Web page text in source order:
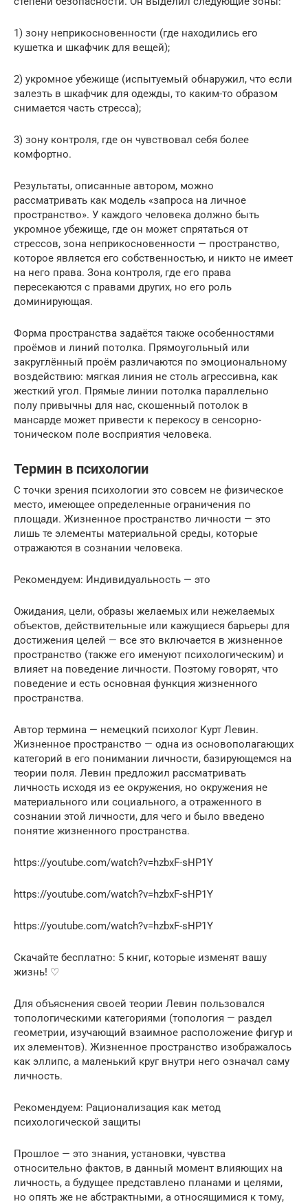
1) зону неприкосновенности (где находились его
кушетка и шкафчик для вещей);
2) укромное убежище (испытуемый обнаружил, что если
залезть в шкафчик для одежды, то каким-то образом
снимается часть стресса);
3) зону контроля, где он чувствовал себя более
комфортно.
Результаты, описанные автором, можно
рассматривать как модель «запроса на личное
пространство». У каждого человека должно быть
укромное убежище, где он может спрятаться от
стрессов, зона неприкосновенности — пространство,
которое является его собственностью, и никто не имеет
на него права. Зона контроля, где его права
пересекаются с правами других, но его роль
доминирующая.
Форма пространства задаётся также особенностями
проёмов и линий потолка. Прямоугольный или
закруглённый проём различаются по эмоциональному
воздействию: мягкая линия не столь агрессивна, как
жесткий угол. Прямые линии потолка параллельно
полу привычны для нас, скошенный потолок в
мансарде может привести к перекосу в сенсорно-
тоническом поле восприятия человека.
Термин в психологии
С точки зрения психологии это совсем не физическое
место, имеющее определенные ограничения по
площади. Жизненное пространство личности — это
лишь те элементы материальной среды, которые
отражаются в сознании человека.
Рекомендуем: Индивидуальность — это
Ожидания, цели, образы желаемых или нежелаемых
объектов, действительные или кажущиеся барьеры для
достижения целей — все это включается в жизненное
пространство (также его именуют психологическим) и
влияет на поведение личности. Поэтому говорят, что
поведение и есть основная функция жизненного
пространства.
Автор термина — немецкий психолог Курт Левин.
Жизненное пространство — одна из основополагающих
категорий в его понимании личности, базирующемся на
теории поля. Левин предложил рассматривать
личность исходя из ее окружения, но окружения не
материального или социального, а отраженного в
сознании этой личности, для чего и было введено
понятие жизненного пространства.
https://youtube.com/watch?v=hzbxF-sHP1Y
https://youtube.com/watch?v=hzbxF-sHP1Y
https://youtube.com/watch?v=hzbxF-sHP1Y
Скачайте бесплатно: 5 книг, которые изменят вашу
жизнь! ♡
Для объяснения своей теории Левин пользовался
топологическими категориями (топология — раздел
геометрии, изучающий взаимное расположение фигур и
их элементов). Жизненное пространство изображалось
как эллипс, а маленький круг внутри него означал саму
личность.
Рекомендуем: Рационализация как метод
психологической защиты
Прошлое — это знания, установки, чувства
относительно фактов, в данный момент влияющих на
личность, а будущее представлено планами и целями,
но опять же не абстрактными, а относящимися к тому,